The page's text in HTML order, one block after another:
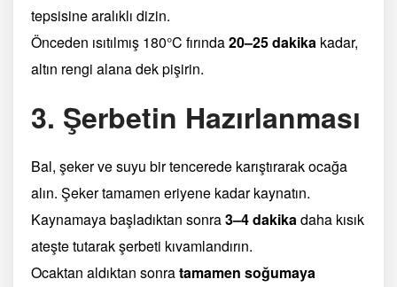
tepsisine aralıklı dizin.
Önceden ısıtılmış 180°C fırında20–25 dakika kadar,
altın rengi alana dek pişirin.
3. Şerbetin Hazırlanması
Bal, şeker ve suyu bir tencerede karıştırarak ocağa
alın. Şeker tamamen eriyene kadar kaynatın.
Kaynamaya başladıktan sonra3–4 dakikadaha kısık
ateşte tutarak şerbeti kıvamlandırın.
Ocaktan aldıktan sonratamamen soğumaya